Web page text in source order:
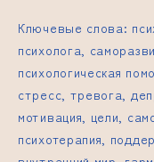
Ключевые слова:
психолога,
психологическая
стресс, тревога,
мотивация, цели,
психотерапия,